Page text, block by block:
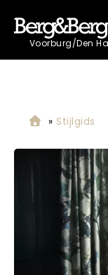
Voorburg/Den
» Stijlgids